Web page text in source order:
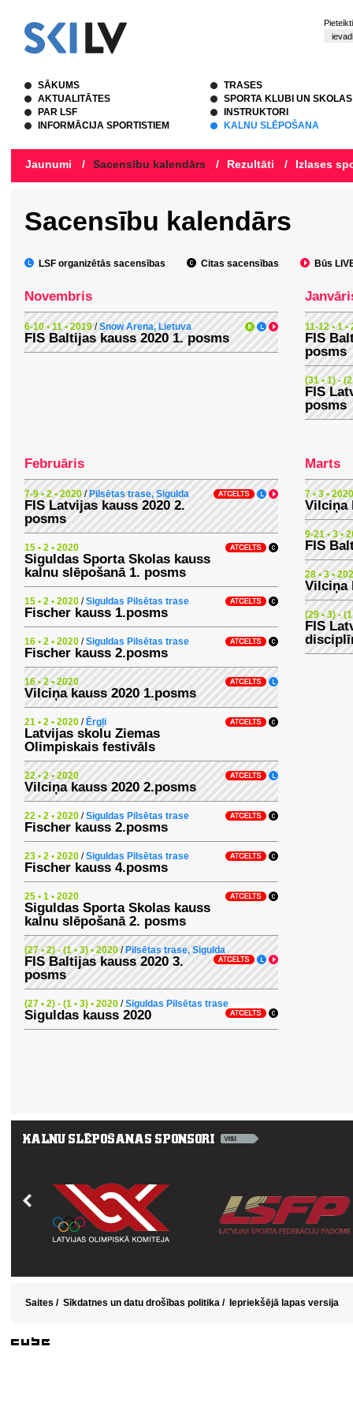
SĀKUMS
AKTUALITĀTES
PAR LSF
INFORMĀCIJA SPORTISTIEM
TRASES
SPORTA KLUBI UN SKOLAS
INSTRUKTORI
KALNU SLĒPOŠANA
Jaunumi / Sacensību kalendārs / Rezultāti / Izlases
Sacensību kalendārs
LSF organizētās sacensības Citas sacensības Būs
Novembris
6-10 • 11 • 2019 /Snow Arena, Lietuva
FIS Baltijas kauss 2020 1. posms
11-12 • 1 •
FIS
posms
(31 • 1) -
FIS
posms
Februāris
7-9 • 2 • 2020 / Pilsētas trase, Sigulda
FIS Latvijas kauss 2020 2.
posms
15 • 2 • 2020
Siguldas Sporta Skolas kauss
kalnu slēpošanā 1. posms
15 • 2 • 2020 /Siguldas Pilsētas trase
Fischer kauss 1.posms
16 • 2 • 2020 /Siguldas Pilsētas trase
Fischer kauss 2.posms
16 • 2 • 2020
Vilciņa kauss 2020 1.posms
21 • 2 • 2020 / Ērgļi
Latvijas skolu Ziemas
Olimpiskais festivāls
22 • 2 • 2020
Vilciņa kauss 2020 2.posms
22 • 2 • 2020 /Siguldas Pilsētas trase
Fischer kauss 2.posms
23 • 2 • 2020 /Siguldas Pilsētas trase
Fischer kauss 4.posms
25 • 1 • 2020
Siguldas Sporta Skolas kauss
kalnu slēpošanā 2. posms
(27 • 2) - (1 • 3) • 2020 / Pilsētas trase, Sigulda
FIS Baltijas kauss 2020 3.
posms
(27 • 2) - (1 • 3) • 2020 /Siguldas Pilsētas trase
Siguldas kauss 2020
Marts
7 • 3 • 2020
Vilciņa
9-21 • 3 •
FIS
28 • 3 •
Vilciņa
(29 • 3) -
FIS
Saites / Sīkdatnes un datu drošības politika / Iepriekšējā lapas versija